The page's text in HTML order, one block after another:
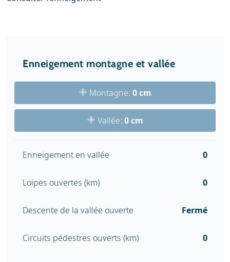
Enneigement montagne et vallée
Montagne: 0 cm
Vallée: 0 cm
Enneigement en vallée 0
Loipes ouvertes (km) 0
Descente de la vallée ouverte Fermé
Circuits pédestres ouverts (km) 0